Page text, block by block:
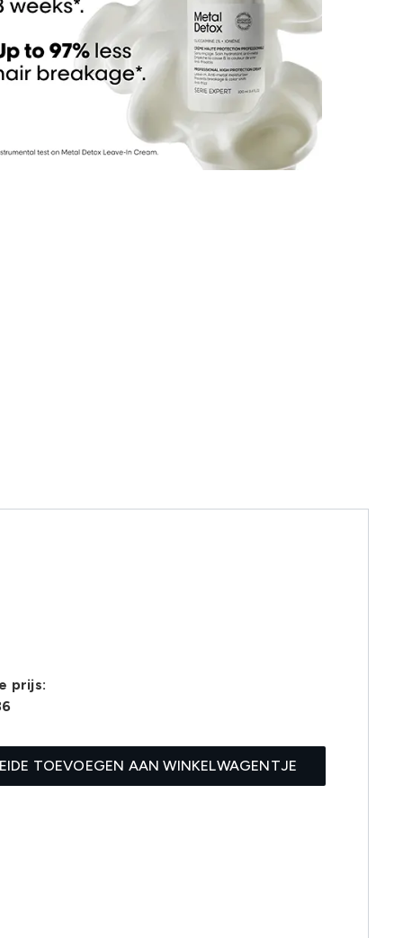
prijs:
TOEVOEGEN AAN WINKELWAGENTJE